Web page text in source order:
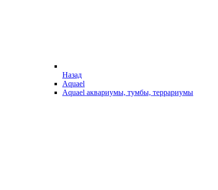
Назад
Aquael
Aquael аквариумы, тумбы, террариумы